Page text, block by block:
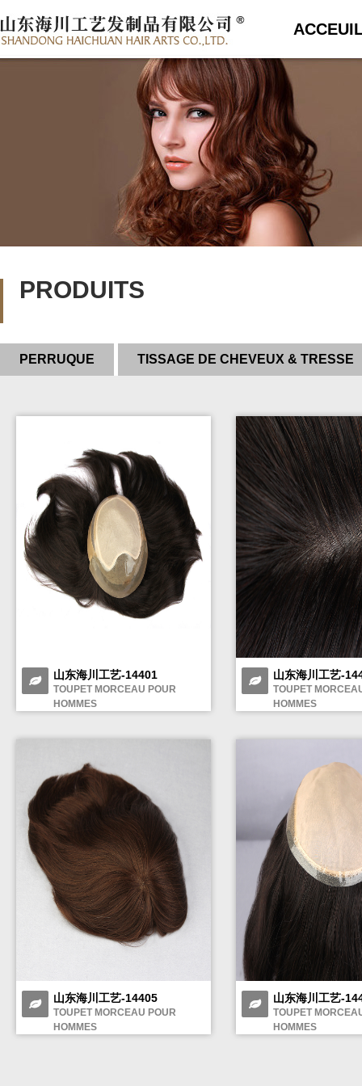
PRODUITS
PERRUQUE TISSAGE DE CHEVEUX & TRESSE
山东海川工艺-14401
TOUPET MORCEAU POUR
HOMMES
山东海川工艺-
TOUPET
HOMMES
山东海川工艺-14405
TOUPET MORCEAU POUR
HOMMES
山东海川工艺-
TOUPET
HOMMES